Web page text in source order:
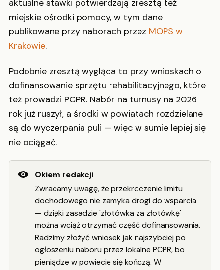
aktualne stawki potwierdzają zresztą też
miejskie ośrodki pomocy, w tym dane
publikowane przy naborach przez MOPS w
Krakowie.
Podobnie zresztą wygląda to przy wnioskach o
dofinansowanie sprzętu rehabilitacyjnego, które
też prowadzi PCPR. Nabór na turnusy na 2026
rok już ruszył, a środki w powiatach rozdzielane
są do wyczerpania puli — więc w sumie lepiej się
nie ociągać.
Okiem redakcji
Zwracamy uwagę, że przekroczenie limitu
dochodowego nie zamyka drogi do wsparcia
— dzięki zasadzie 'złotówka za złotówkę'
można wciąż otrzymać część dofinansowania.
Radzimy złożyć wniosek jak najszybciej po
ogłoszeniu naboru przez lokalne PCPR, bo
pieniądze w powiecie się kończą. W